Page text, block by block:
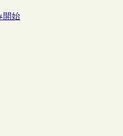
開始